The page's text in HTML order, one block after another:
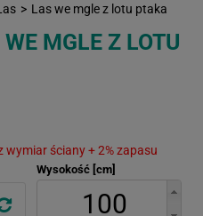
> Las we mgle z lotu ptaka
MGLE Z LOTU
wymiar ściany + 2% zapasu
Wysokość [cm]